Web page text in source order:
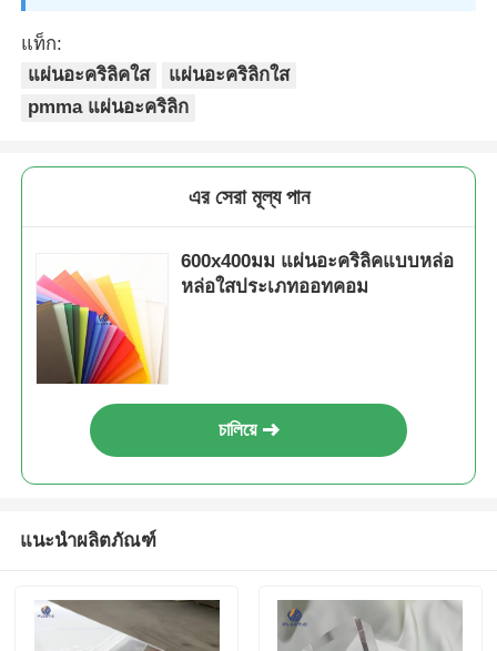
แท็ก:
แผ่นอะคริลิคใส
แผ่นอะคริลิกใส
pmma แผ่นอะคริลิก
এর সেরা মূল্য পান
600x400มม แผ่นอะคริลิคแบบหล่อ
หล่อใสประเภทออทคอม
চালিয়ে
แนะนำผลิตภัณฑ์